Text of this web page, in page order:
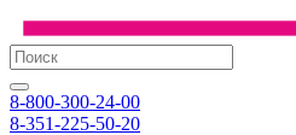
8-800-300-24-00
8-351-225-50-20